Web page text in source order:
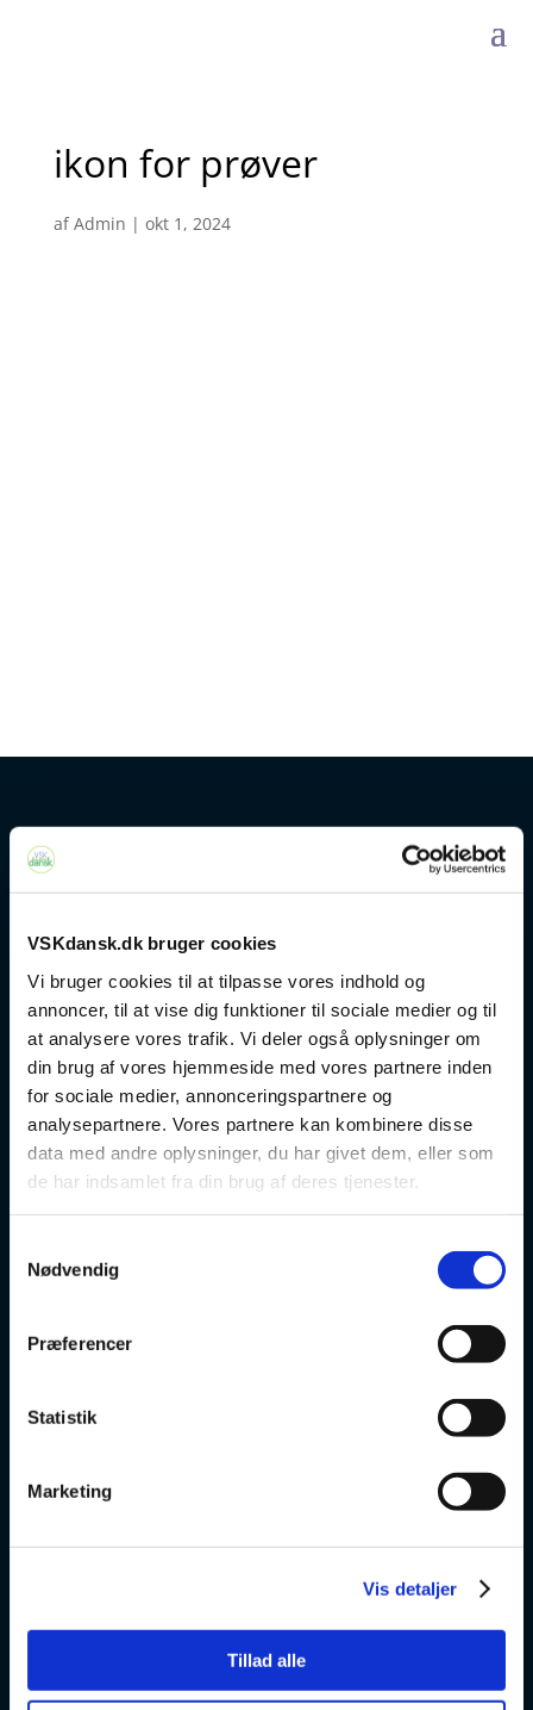
VSKdansk.dk bruger cookies
Vi bruger cookies til at tilpasse vores indhold og
annoncer, til at vise dig funktioner til sociale medier og til
at analysere vores trafik. Vi deler også oplysninger om
din brug af vores hjemmeside med vores partnere inden
for sociale medier, annonceringspartnere og
analysepartnere. Vores partnere kan kombinere disse
data med andre oplysninger, du har givet dem, eller som
de har indsamlet fra din brug af deres tjenester.
Nødvendig
Præferencer
Statistik
Marketing
Vis detaljer
Tillad alle
ikon for prøver
afAdmin | okt 1, 2024
Kontakt
+45 4328 3500
sprogcenter@brondby.dk
VSK Corporate
Danskuddannelse
FVU
VSK Glostrup
Skolevej 6
+ 45 4328 3500